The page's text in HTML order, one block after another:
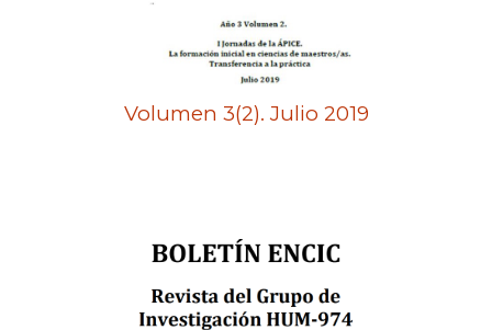
Volumen 3(2). Julio 2019